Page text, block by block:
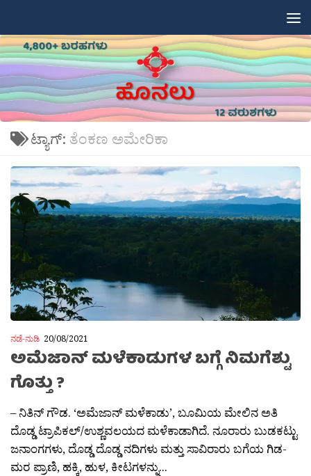
ಟ್ಯಾಗ್: ತೆಂಕಣ ಅಮೇರಿಕಾ
ನಡೆ-ನುಡಿ 20/08/2021
ಅಮೆಜಾನ್ ಮಳೆಕಾಡುಗಳ ಬಗ್ಗೆ ನಿಮಗೆಶ್ಟು
ಗೊತ್ತು ?
– ನಿತಿನ್ ಗೌಡ. ‘ಅಮೆಜಾನ್ ಮಳೆಕಾಡು’, ಬೂಮಿಯ ಮೇಲಿನ ಅತಿ
ದೊಡ್ಡ ಟ್ರಾಪಿಕಲ್/ಉಶ್ಣವಲಯದ ಮಳೆಕಾಡಾಗಿದೆ. ನೂರಾರು ಬುಡಕಟ್ಟು
ಜನಾಂಗಗಳು, ದೊಡ್ಡ ದೊಡ್ಡ ನದಿಗಳು ಮತ್ತು ಸಾವಿರಾರು ಬಗೆಯ ಗಿಡ-
ಮರ ಪ್ರಾಣಿ, ಹಕ್ಕಿ, ಹುಳ, ಕೀಟಗಳನ್ನು...